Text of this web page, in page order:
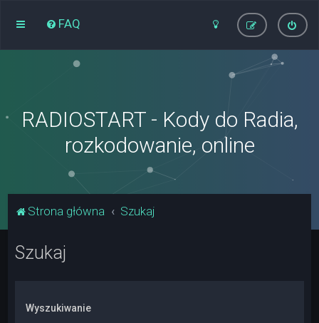
FAQ
RADIOSTART - Kody do Radia,
rozkodowanie, online
Strona główna Szukaj
Szukaj
Wyszukiwanie